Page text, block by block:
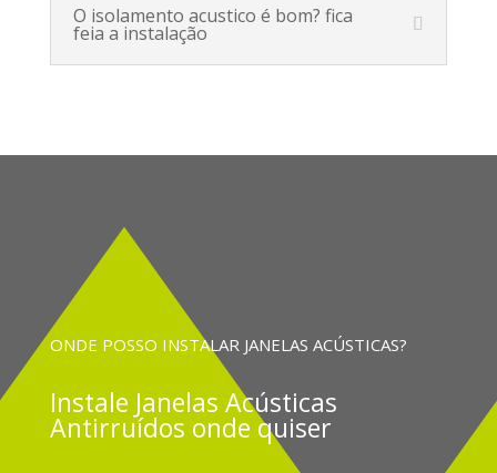
O isolamento acustico é bom? fica
feia a instalação
ONDE POSSO INSTALAR JANELAS ACÚSTICAS?
Instale Janelas Acústicas
Antirruídos onde quiser